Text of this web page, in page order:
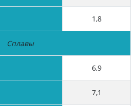
1,8
Сплавы
6,9
7,1